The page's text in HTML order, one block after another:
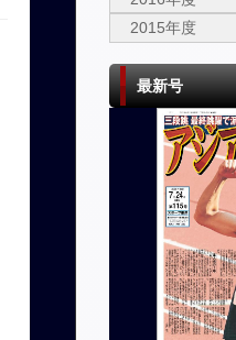
2015年度
最新号